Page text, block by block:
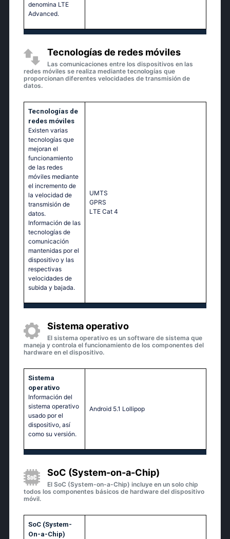
denomina LTE
Advanced.
Tecnologías de redes móviles
Las comunicaciones entre los dispositivos en las
redes móviles se realiza mediante tecnologías que
proporcionan diferentes velocidades de transmisión de
datos.
Tecnologías de
redes móviles
Existen varias
tecnologías que
mejoran el
funcionamiento
de las redes
móviles mediante
el incremento de
la velocidad de
transmisión de
datos.
Información de las
tecnologías de
comunicación
mantenidas por el
dispositivo y las
respectivas
velocidades de
subida y bajada.
UМТS
GРRS
LТЕ Саt 4
Sistema operativo
El sistema operativo es un software de sistema que
maneja y controla el funcionamiento de los componentes del
hardware en el dispositivo.
Sistema
operativo
Información del
sistema operativo
usado por el
dispositivo, así
como su versión.
Аndrоid 5.1 Lоlliрор
SoC (System-on-a-Chip)
El SoC (System-on-a-Chip) incluye en un solo chip
todos los componentes básicos de hardware del dispositivo
móvil.
SoC (System-
On-a-Chip)